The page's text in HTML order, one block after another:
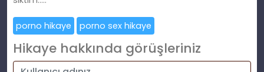
porno hikaye porno sex hikaye
Hikaye hakkında görüşleriniz